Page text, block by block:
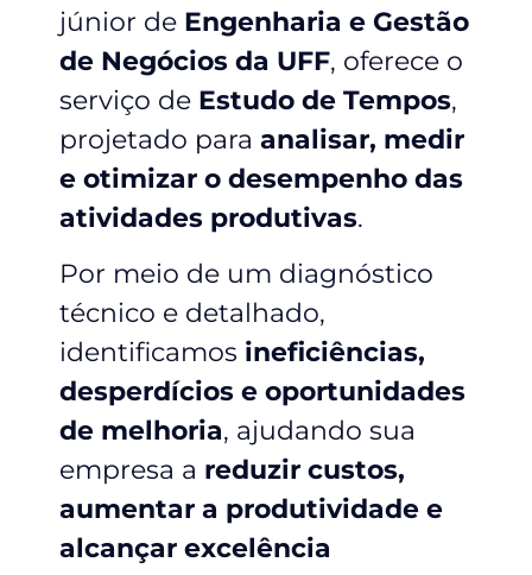
júnior de Engenharia e Gestão
de Negócios da UFF, oferece o
serviço de Estudo de Tempos,
projetado para analisar, medir
e otimizar o desempenho das
atividades produtivas.
Por meio de um diagnóstico
técnico e detalhado,
identificamos ineficiências,
desperdícios e oportunidades
de melhoria, ajudando sua
empresa a reduzir custos,
aumentar a produtividade e
alcançar excelência